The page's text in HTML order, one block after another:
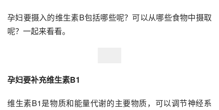
孕妇要摄入的维生素B包括哪些呢？可以从哪些食物中摄取
呢？一起来看看。
孕妇要补充维生素B1
维生素B1是物质和能量代谢的主要物质，可以调节神经系